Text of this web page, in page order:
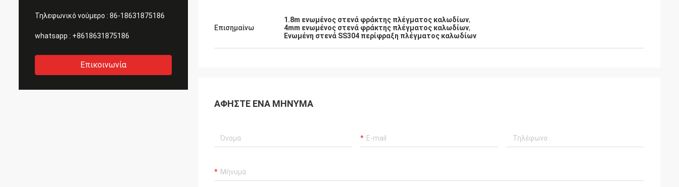
Τηλεφωνικό νούμερο : 86-18631875186
whatsapp : +8618631875186
Επικοινωνία
Επισημαίνω
1.8m ενωμένος στενά φράκτης πλέγματος καλωδίων,
4mm ενωμένος στενά φράκτης πλέγματος καλωδίων,
Ενωμένη στενά SS304 περίφραξη πλέγματος καλωδίων
ΑΦΉΣΤΕ ΈΝΑ ΜΉΝΥΜΑ